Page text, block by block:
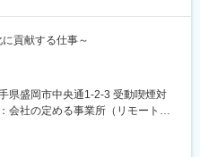
を採用しています。行内研修とし
研修などを実施するとともに、行
キャリアチャレンジプログラム」
貢献する仕事～
ICTコンサルタントとして地域企業
走支援に従事いただきます。
性を活かし、当行営業エリア内の
決と生産性向上に資する提案業務
県盛岡市中央通1-2-3 受動喫煙対
会社の定める事業所（リモートワ